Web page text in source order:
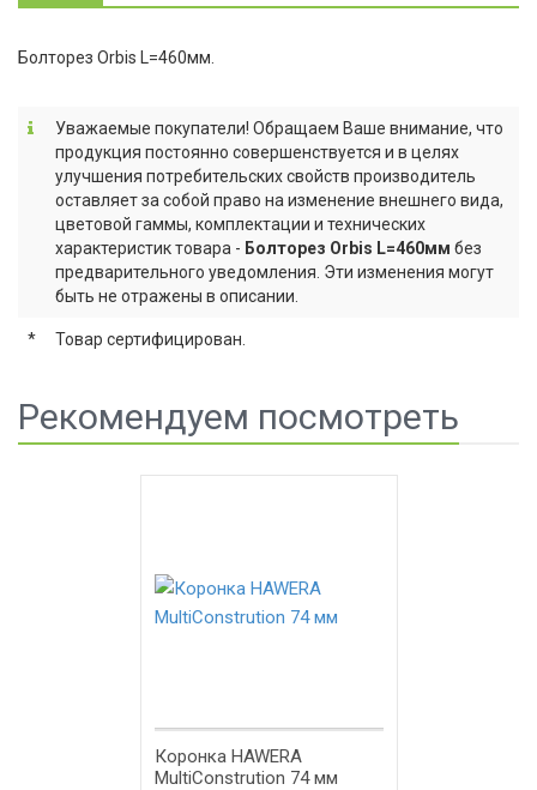
Болторез Orbis L=460мм.
Уважаемые покупатели! Обращаем Ваше внимание, что
продукция постоянно совершенствуется и в целях
улучшения потребительских свойств производитель
оставляет за собой право на изменение внешнего вида,
цветовой гаммы, комплектации и технических
характеристик товара - Болторез Orbis L=460мм без
предварительного уведомления. Эти изменения могут
быть не отражены в описании.
* Товар сертифицирован.
Рекомендуем посмотреть
Коронка HAWERA
MultiConstrution 74 мм